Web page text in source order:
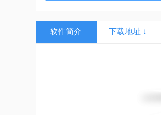
软件简介 下载地址 ↓